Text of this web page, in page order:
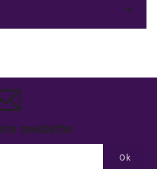

newsletter